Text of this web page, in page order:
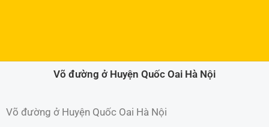
Võ đường ở Huyện Quốc Oai Hà Nội
Võ đường ở Huyện Quốc Oai Hà Nội